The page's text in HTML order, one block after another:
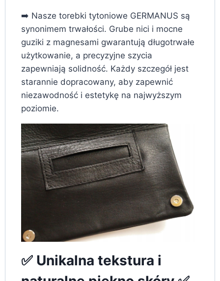
➡️ Nasze torebki tytoniowe GERMANUS są
synonimem trwałości. Grube nici i mocne
guziki z magnesami gwarantują długotrwałe
użytkowanie, a precyzyjne szycia
zapewniają solidność. Każdy szczegół jest
starannie dopracowany, aby zapewnić
niezawodność i estetykę na najwyższym
poziomie.
✅ Unikalna tekstura i